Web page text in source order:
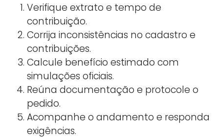
Verifique extrato e tempo de
contribuição.
Corrija inconsistências no cadastro e
contribuições.
Calcule benefício estimado com
simulações oficiais.
Reúna documentação e protocole o
pedido.
Acompanhe o andamento e responda
exigências.